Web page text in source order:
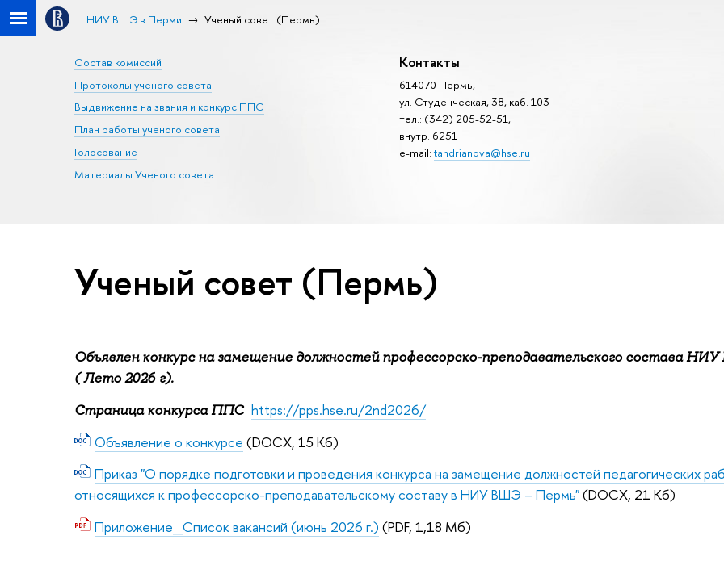
НИУ ВШЭ в Перми Ученый совет (Пермь)
Состав комиссий
Протоколы ученого совета
Выдвижение на звания и конкурс ППС
План работы ученого совета
Голосование
Материалы Ученого совета
Контакты
614070 Пермь,
ул. Студенческая, 38, каб. 103
тел.: (342) 205-52-51,
внутр. 6251
e-mail: tandrianova@hse.ru
Ученый совет (Пермь)
Объявлен конкурс на замещение должностей профессорско-преподавательского состава
( Лето 2026 г).
Страница конкурса ППС https://pps.hse.ru/2nd2026/
Объявление о конкурсе (DOCX, 15 Кб)
Приказ "О порядке подготовки и проведения конкурса на замещение должностей педагогических
относящихся к профессорско-преподавательскому составу в НИУ ВШЭ – Пермь"(DOCX, 21 Кб)
Приложение_Список вакансий (июнь 2026 г.) (PDF, 1,18 Мб)